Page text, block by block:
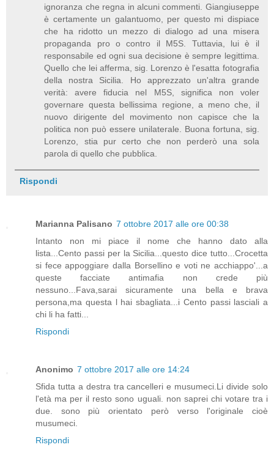
ignoranza che regna in alcuni commenti. Giangiuseppe
è certamente un galantuomo, per questo mi dispiace
che ha ridotto un mezzo di dialogo ad una misera
propaganda pro o contro il M5S. Tuttavia, lui è il
responsabile ed ogni sua decisione è sempre legittima.
Quello che lei afferma, sig. Lorenzo è l'esatta fotografia
della nostra Sicilia. Ho apprezzato un'altra grande
verità: avere fiducia nel M5S, significa non voler
governare questa bellissima regione, a meno che, il
nuovo dirigente del movimento non capisce che la
politica non può essere unilaterale. Buona fortuna, sig.
Lorenzo, stia pur certo che non perderò una sola
parola di quello che pubblica.
Rispondi
Marianna Palisano 7 ottobre 2017 alle ore 00:38
Intanto non mi piace il nome che hanno dato alla
lista...Cento passi per la Sicilia...questo dice tutto...Crocetta
si fece appoggiare dalla Borsellino e voti ne acchiappo'...a
queste facciate antimafia non crede più
nessuno...Fava,sarai sicuramente una bella e brava
persona,ma questa l hai sbagliata...i Cento passi lasciali a
chi li ha fatti...
Rispondi
Anonimo 7 ottobre 2017 alle ore 14:24
Sfida tutta a destra tra cancelleri e musumeci.Li divide solo
l'età ma per il resto sono uguali. non saprei chi votare tra i
due. sono più orientato però verso l'originale cioè
musumeci.
Rispondi